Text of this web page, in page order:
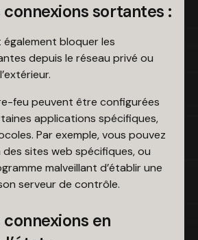
sortantes :
bloquer les
depuis le réseau privé ou
feu peuvent être configurées
applications spécifiques,
Par exemple, vous pouvez
des sites web spécifiques, ou
malveillant d’établir une
serveur de contrôle.
en